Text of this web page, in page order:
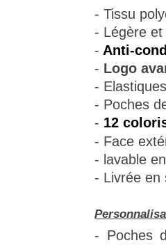
- Tissu
- Légère
- Anti-
- Logo
-
- Poches
- 12
- Face
- lavable
- Livrée en
- Poches